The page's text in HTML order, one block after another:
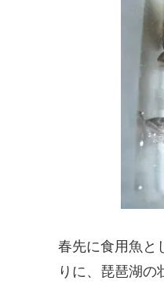
春先に食用魚と
りに、琵琶湖の